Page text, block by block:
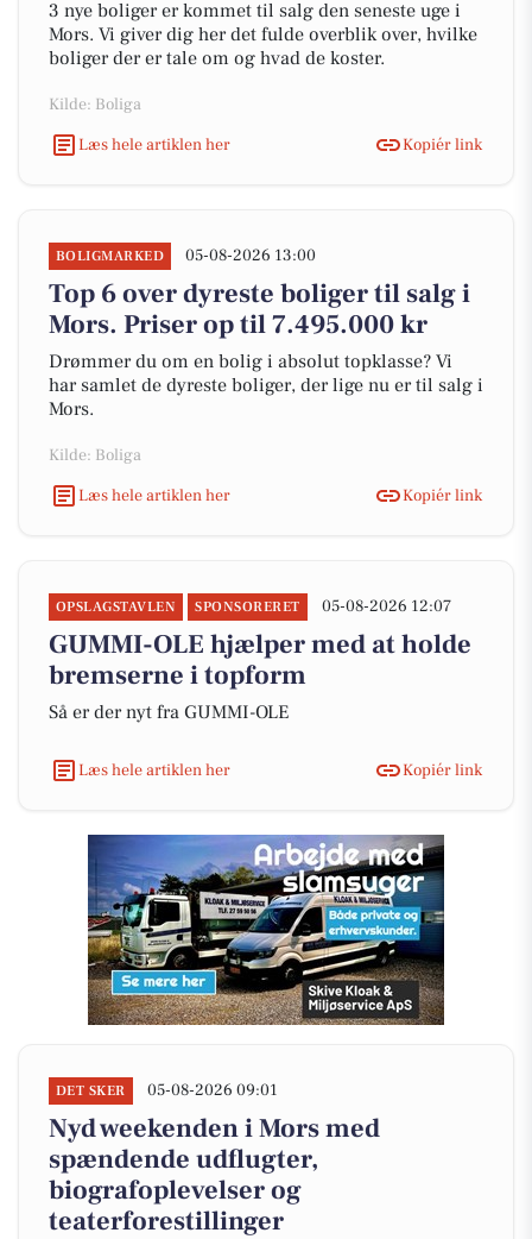
3 nye boliger er kommet til salg den seneste uge i
Mors. Vi giver dig her det fulde overblik over, hvilke
boliger der er tale om og hvad de koster.
Kilde: Boliga
Læs hele artiklen her
Kopiér link
BOLIGMARKED 05-08-2026 13:00
Top 6 over dyreste boliger til salg i
Mors. Priser op til 7.495.000 kr
Drømmer du om en bolig i absolut topklasse? Vi
har samlet de dyreste boliger, der lige nu er til salg i
Mors.
Kilde: Boliga
Læs hele artiklen her
Kopiér link
OPSLAGSTAVLEN SPONSORERET 05-08-2026 12:07
GUMMI-OLE hjælper med at holde
bremserne i topform
Så er der nyt fra GUMMI-OLE
Læs hele artiklen her Kopiér link
DET SKER 05-08-2026 09:01
Nyd weekenden i Mors med
spændende udflugter,
biografoplevelser og
teaterforestillinger